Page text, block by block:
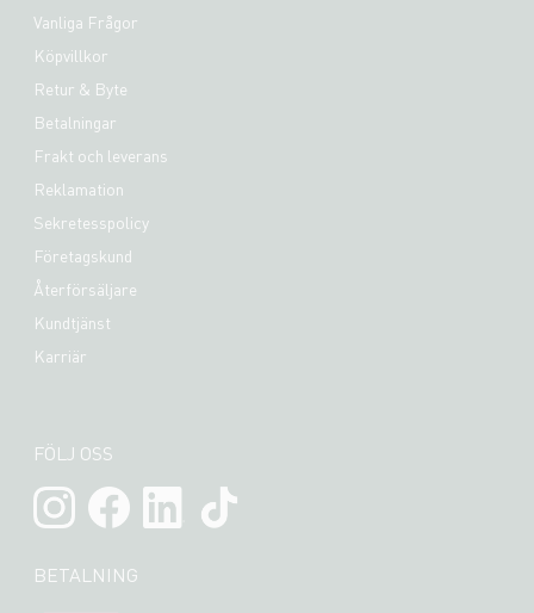
Vanliga Frågor
Köpvillkor
Retur & Byte
Betalningar
Frakt och leverans
Reklamation
Sekretesspolicy
Företagskund
Återförsäljare
Kundtjänst
Karriär
FÖLJ OSS
BETALNING